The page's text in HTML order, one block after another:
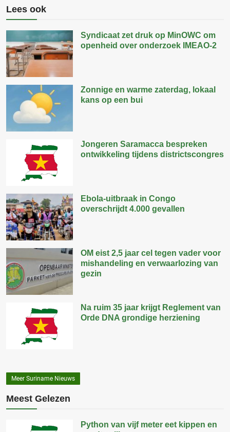
Lees ook
Syndicaat zet druk op MinOWC om
openheid over onderzoek IMEAO-2
Zonnige en warme zaterdag, lokaal
kans op een bui
Jongeren Saramacca bespreken
ontwikkeling tijdens districtscongres
Ebola-uitbraak in Congo
overschrijdt 4.000 gevallen
OM eist 2,5 jaar cel tegen vader voor
mishandeling en verwaarlozing van
gezin
Na ruim 35 jaar krijgt Reglement van
Orde DNA grondige herziening
Meer Suriname Nieuws
Meest Gelezen
Python van vijf meter eet kippen en